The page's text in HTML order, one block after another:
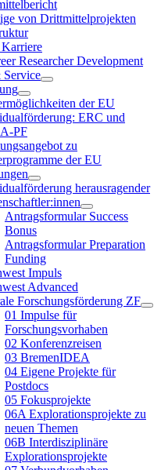
von Drittmittelprojekten
Researcher Development
Service
der EU
ERC und
PF
zu
der EU
herausragender
Antragsformular Success
Bonus
Antragsformular Preparation
Funding
Impuls
Advanced
Forschungsförderung ZF
01 Impulse für
Forschungsvorhaben
02 Konferenzreisen
03 BremenIDEA
04 Eigene Projekte für
Postdocs
05 Fokusprojekte
06A Explorationsprojekte zu
neuen Themen
06B Interdisziplinäre
Explorationsprojekte